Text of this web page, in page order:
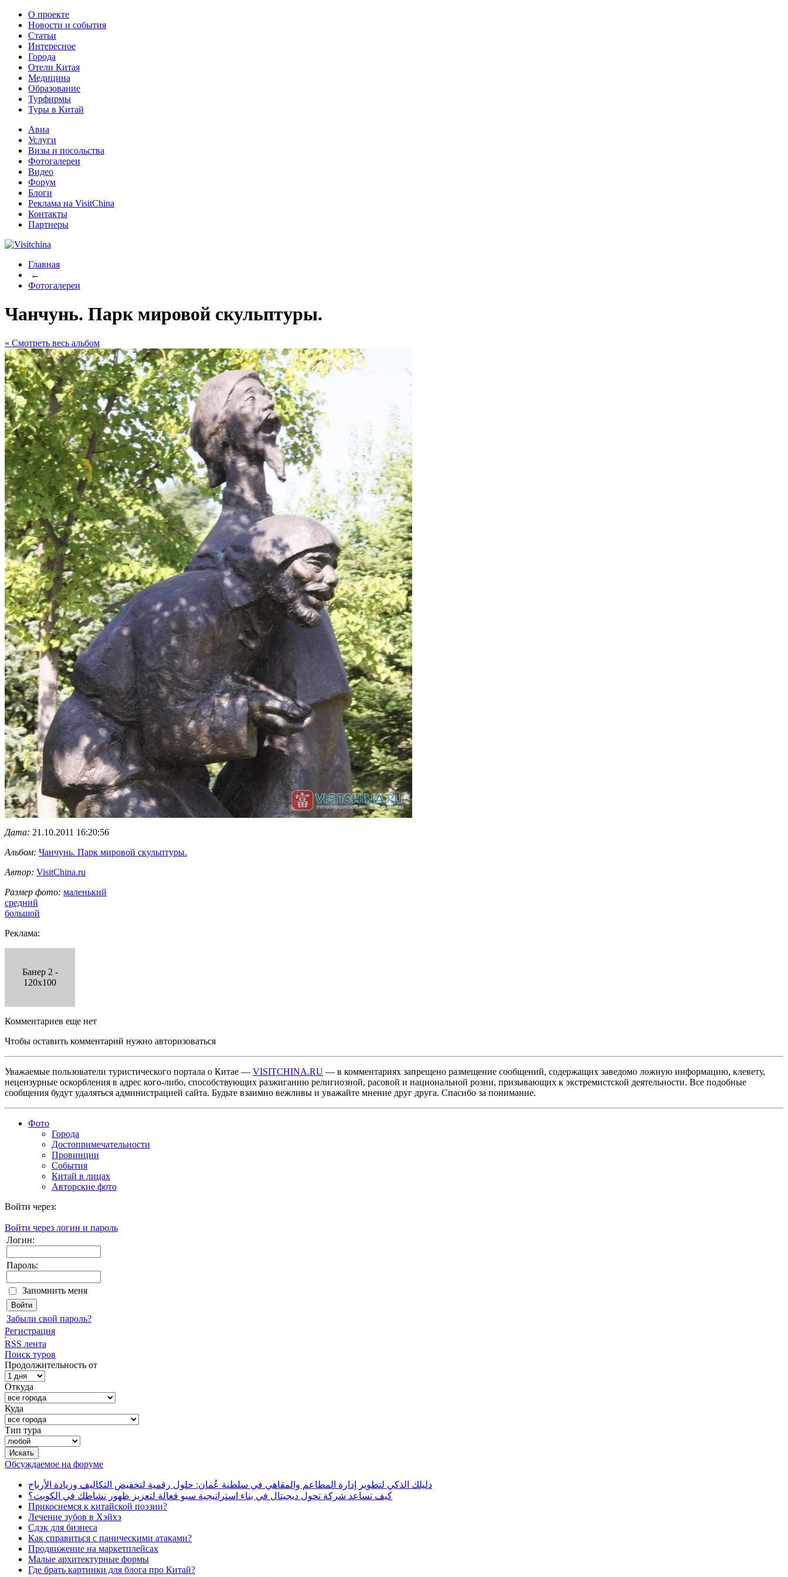
О проекте
Новости и события
Статьи
Интересное
Города
Отели Китая
Медицина
Образование
Турфирмы
Туры в Китай
Авиа
Услуги
Визы и посольства
Фотогалереи
Видео
Форум
Блоги
Реклама на VisitChina
Контакты
Партнеры
Главная
←
Фотогалереи
Чанчунь. Парк мировой скульптуры.
« Cмотреть весь альбом
Дата: 21.10.2011 16:20:56
Альбом: Чанчунь. Парк мировой скульптуры.
Автор: VisitChina.ru
Размер фото: маленький
средний
большой
Реклама:
Банер 2 -
120x100
Комментариев еще нет
Чтобы оставить комментарий нужно авторизоваться
Уважаемые пользователи туристического портала о Китае — VISITCHINA.RU — в комментариях запрещено размещение сообщений, содержащих заведомо ложную информацию, клевету,
нецензурные оскорбления в адрес кого-либо, способствующих разжиганию религиозной, расовой и национальной розни, призывающих к экстремистской деятельности. Все подобные
сообщения будут удаляться администрацией сайта. Будьте взаимно вежливы и уважайте мнение друг друга. Спасибо за понимание.
Фото
Города
Достопримечательности
Провинции
События
Китай в лицах
Авторские фото
Войти через:
Войти через логин и пароль
Логин:
Пароль:
Запомнить меня
Забыли свой пароль?
Регистрация
RSS лента
Поиск туров
Продолжительность от
Откуда
Куда
Тип тура
Обсуждаемое на форуме
دليلك الذكي لتطوير إدارة المطاعم والمقاهي في سلطنة عُمان: حلول رقمية لتخفيض التكاليف وزيادة الأرباح
كيف تساعد شركة تحول ديجيتال في بناء استراتيجية سيو فعالة لتعزيز ظهور نشاطك في الكويت؟
Прикоснемся к китайской поэзии?
Лечение зубов в Хэйхэ
Сдэк для бизнеса
Как справиться с паническими атаками?
Продвижение на маркетплейсах
Малые архитектурные формы
Где брать картинки для блога про Китай?